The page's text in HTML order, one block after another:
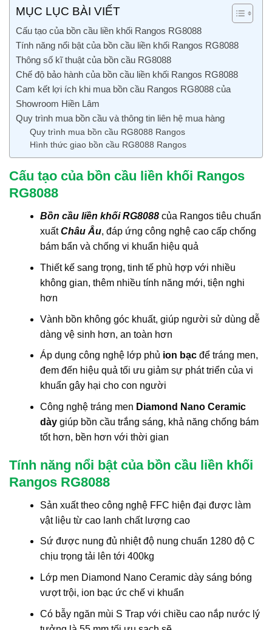
MỤC LỤC BÀI VIẾT
Cấu tạo của bồn cầu liền khối Rangos RG8088
Tính năng nổi bật của bồn cầu liền khối Rangos RG8088
Thông số kĩ thuật của bồn cầu RG8088
Chế độ bảo hành của bồn cầu liền khối Rangos RG8088
Cam kết lợi ích khi mua bồn cầu Rangos RG8088 của
Showroom Hiền Lâm
Quy trình mua bồn cầu và thông tin liên hệ mua hàng
Quy trình mua bồn cầu RG8088 Rangos
Hình thức giao bồn cầu RG8088 Rangos
Cấu tạo của bồn cầu liền khối Rangos
RG8088
Bồn cầu liền khối RG8088 của Rangos tiêu chuẩn
xuấtChâu Âu, đáp ứng công nghệ cao cấp chống
bám bẩn và chống vi khuẩn hiệu quả
Thiết kế sang trọng, tinh tế phù hợp với nhiều
không gian, thêm nhiều tính năng mới, tiện nghi
hơn
Vành bồn không góc khuất, giúp người sử dùng dễ
dàng vệ sinh hơn, an toàn hơn
Áp dụng công nghệ lớp phủ ion bạcđể tráng men,
đem đến hiệu quả tối ưu giảm sự phát triển của vi
khuẩn gây hại cho con người
Công nghệ tráng men Diamond Nano Ceramic
dàygiúp bồn cầu trắng sáng, khả năng chống bám
tốt hơn, bền hơn với thời gian
Tính năng nổi bật của bồn cầu liền khối
Rangos RG8088
Sản xuất theo công nghệ FFC hiện đại được làm
vật liệu từ cao lanh chất lượng cao
Sứ được nung đủ nhiệt độ nung chuẩn 1280 độ C
chịu trọng tải lên tới 400kg
Lớp men Diamond Nano Ceramic dày sáng bóng
vượt trội, ion bạc ức chế vi khuẩn
Có bẫy ngăn mùi S Trap với chiều cao nắp nước lý